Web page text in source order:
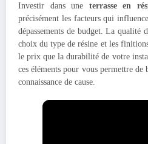
Investir dans une terrasse en
précisément les facteurs qui
dépassements de budget. La qualité
choix du type de résine et les
le prix que la durabilité de votre
ces éléments pour vous permettre
connaissance de cause.